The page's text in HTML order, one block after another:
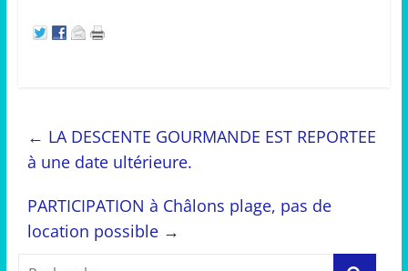
← LA DESCENTE GOURMANDE EST REPORTEE
à une date ultérieure.
PARTICIPATION à Châlons plage, pas de
location possible →